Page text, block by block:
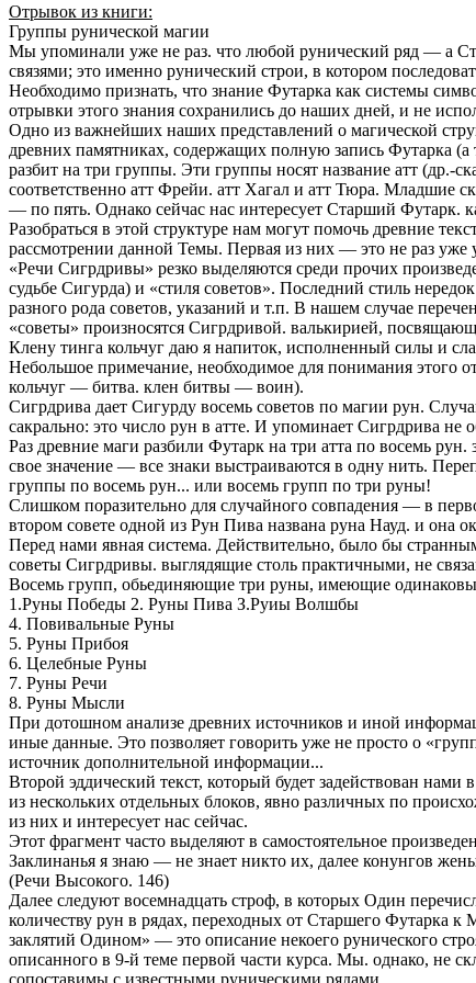
Отрывок из книги:
Группы рунической магии
Мы упоминали уже не раз. что любой рунический ряд — а
связями; это именно рунический строи, в котором
Необходимо признать, что знание Футарка как системы
отрывки этого знания сохранились до наших дней, и не
Одно из важнейших наших представлений о магической
древних памятниках, содержащих полную запись Футарка (а
разбит на три группы. Эти группы носят название атт (др.-
соответственно атт Фрейи. атт Хагал и атт Тюра. Младшие
— по пять. Однако сейчас нас интересует Старший Футарк.
Разобраться в этой структуре нам могут помочь древние
рассмотрении данной Темы. Первая из них — это не раз
«Речи Сигрдривы» резко выделяются среди прочих
судьбе Сигурда) и «стиля советов». Последний стиль
разного рода советов, указаний и т.п. В нашем случае
«советы» произносятся Сигрдривой. валькирией,
Клену тинга кольчуг даю я напиток, исполненный силы и
Небольшое примечание, необходимое для понимания этого
кольчуг — битва. клен битвы — воин).
Сигрдрива дает Сигурду восемь советов по магии рун.
сакрально: это число рун в атте. И упоминает Сигрдрива
Раз древние маги разбили Футарк на три атта по восемь
свое значение — все знаки выстраиваются в одну нить.
группы по восемь рун... или восемь групп по три руны!
Слишком поразительно для случайного совпадения — в
втором совете одной из Рун Пива названа руна Науд. и она
Перед нами явная система. Действительно, было бы
советы Сигрдривы. выглядящие столь практичными, не
Восемь групп, обьединяющие три руны, имеющие
1.Руны Победы 2. Руны Пива З.Руиы Волшбы
4. Повивальные Руны
5. Руны Прибоя
6. Целебные Руны
7. Руны Речи
8. Руны Мысли
При дотошном анализе древних источников и иной
иные данные. Это позволяет говорить уже не просто о
источник дополнительной информации...
Второй эддический текст, который будет задействован
из нескольких отдельных блоков, явно различных по
из них и интересует нас сейчас.
Этот фрагмент часто выделяют в самостоятельное
Заклинанья я знаю — не знает никто их, далее конунгов
(Речи Высокого. 146)
Далее следуют восемнадцать строф, в которых Один
количеству рун в рядах, переходных от Старшего Футарка
заклятий Одином» — это описание некоего рунического
описанного в 9-й теме первой части курса. Мы. однако, не
сопоставимы с известными руническими рядами.